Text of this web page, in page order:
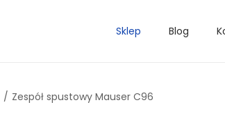
Sklep Blog
/ Zespół spustowy Mauser C96